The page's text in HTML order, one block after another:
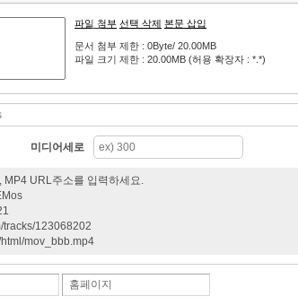
파일 첨부 선택 삭제 본문 삽입
문서 첨부 제한 : 0Byte/ 20.00MB
파일 크기 제한 : 20.00MB (허용 확장자 : *.*)
미디어세로
MP4 URL주소를 입력하세요.
tracks/123068202
mov_bbb.mp4
홈페이지